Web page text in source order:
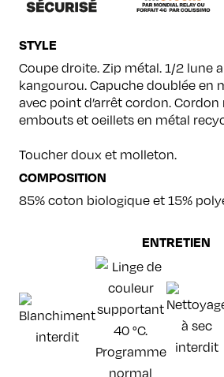
STYLE
Coupe droite. Zip métal. 1/2 lune
kangourou. Capuche doublée en
avec point d’arrêt cordon. Cordon
embouts et oeillets en métal
Toucher doux et molleton.
COMPOSITION
85% coton biologique et 15%
ENTRETIEN